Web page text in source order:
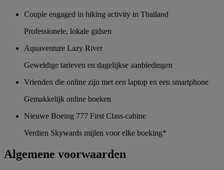
Couple engaged in hiking activity in Thailand
Professionele, lokale gidsen
Aquaventure Lazy River
Geweldige tarieven en dagelijkse aanbiedingen
Vrienden die online zijn met een laptop en een smartphone
Gemakkelijk online boeken
Nieuwe Boeing 777 First Class-cabine
Verdien Skywards mijlen voor elke boeking*
Algemene voorwaarden